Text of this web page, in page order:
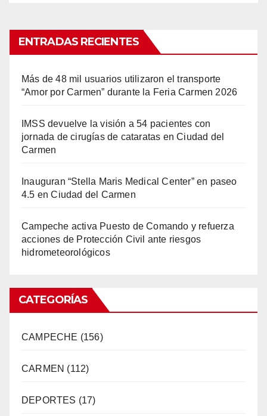
ENTRADAS RECIENTES
Más de 48 mil usuarios utilizaron el transporte
“Amor por Carmen” durante la Feria Carmen 2026
IMSS devuelve la visión a 54 pacientes con
jornada de cirugías de cataratas en Ciudad del
Carmen
Inauguran “Stella Maris Medical Center” en paseo
4.5 en Ciudad del Carmen
Campeche activa Puesto de Comando y refuerza
acciones de Protección Civil ante riesgos
hidrometeorológicos
CATEGORÍAS
CAMPECHE (156)
CARMEN (112)
DEPORTES (17)